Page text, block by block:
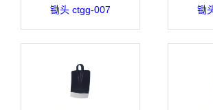
锄头 ctgg-007 锄